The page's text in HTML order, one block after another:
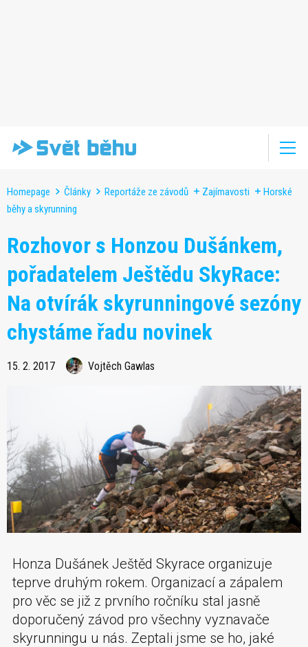
Homepage Články Reportáže ze závodů Zajímavosti
Horské
běhy a skyrunning
Rozhovor s Honzou Dušánkem,
pořadatelem Ještědu SkyRace:
Na otvírák skyrunningové sezóny
chystáme řadu novinek
15. 2. 2017 Vojtěch Gawlas
Honza Dušánek Ještěd Skyrace organizuje
teprve druhým rokem. Organizací a zápalem
pro věc se již z prvního ročníku stal jasně
doporučený závod pro všechny vyznavače
skyrunningu u nás. Zeptali jsme se ho, jaké